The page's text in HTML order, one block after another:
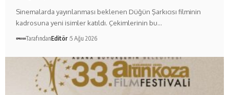
Sinemalarda yayınlanması beklenen Düğün Şarkıcısı filminin
kadrosuna yeni isimler katıldı. Çekimlerinin bu…
TarafındanEditör 5 Ağu 2026